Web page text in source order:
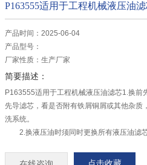
P163555适用于工程机械液压油
产品时间：2025-06-04
产品型号：
厂家性质： 生产厂家
简要描述：
P163555适用于工程机械液压油滤芯1.换前
先导滤芯，看是否附有铁屑铜屑或其他杂
洗系统。
2.换液压油时须同时更换所有液压油滤
3.辨别液压油标号，不同标号、不同品牌